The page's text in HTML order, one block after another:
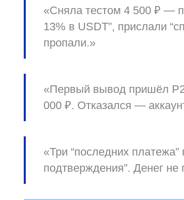
«Сняла тестом 4 500 ₽ —
13% в USDT”, прислали
пропали.»
«Первый вывод пришёл
000 ₽. Отказался —
«Три “последних
подтверждения”. Денег